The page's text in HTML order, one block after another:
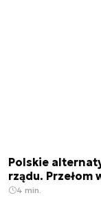
Polskie
rządu. Przełom
4 min.